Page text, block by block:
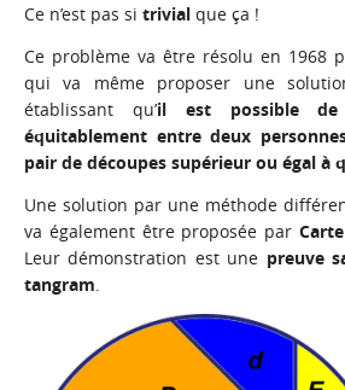
Ce n’est pas si trivial que ça !
Ce problème va être résolu en 1968
qui va même proposer une
établissant qu’il est possible
équitablement entre deux
pair de découpes supérieur ou égal à
Une solution par une méthode
va également être proposée par
Leur démonstration est une preuve
tangram